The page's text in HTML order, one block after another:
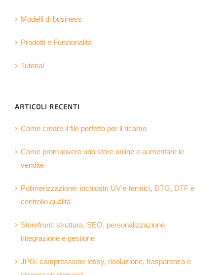
Modelli di business
Prodotti e Funzionalità
Tutorial
ARTICOLI RECENTI
Come creare il file perfetto per il ricamo
Come promuovere uno store online e aumentare le
vendite
Polimerizzazione: inchiostri UV e termici, DTG, DTF e
controllo qualità
Storefront: struttura, SEO, personalizzazione,
integrazione e gestione
JPG: compressione lossy, risoluzione, trasparenza e